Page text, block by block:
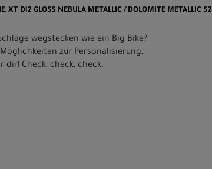
Di2 GLOSS NEBULA METALLIC / DOLOMITE METALLIC S2
wegstecken wie ein Big Bike?
zur Personalisierung,
dir! Check, check, check.